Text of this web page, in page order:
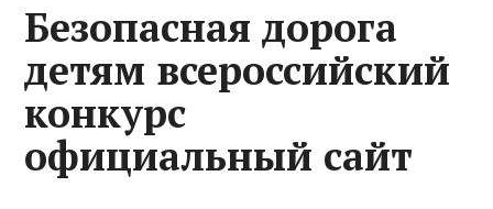
Безопасная дорога
детям всероссийский
конкурс
официальный сайт